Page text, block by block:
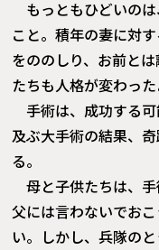
もっともひどいの
こと。積年の妻に対
をののしり、お前と
たちも人格が変わっ
手術は、成功する
及ぶ大手術の結果、
る。
母と子供たちは、
父には言わないでお
い。しかし、兵隊の